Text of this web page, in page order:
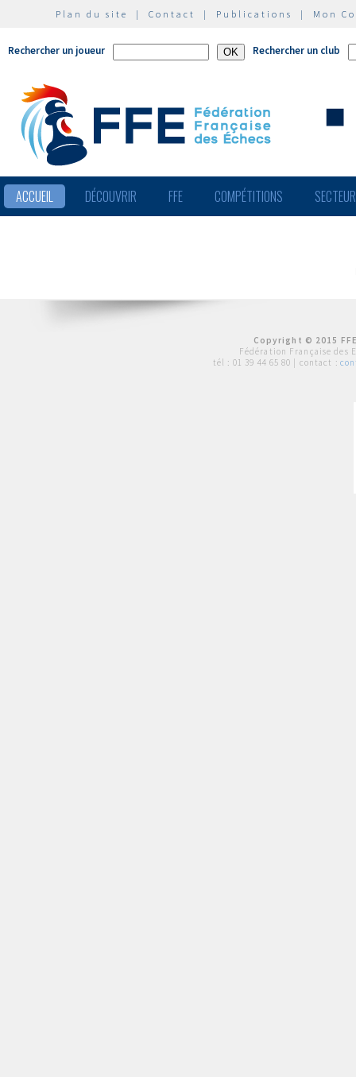
Plan du site | Contact | Publications | Mon
Rechercher un joueur Rechercher un club
ACCUEIL DÉCOUVRIR FFE COMPÉTITIONS
Copyright © 2015
Fédération Française des
tél : 01 39 44 65 80 | contact :